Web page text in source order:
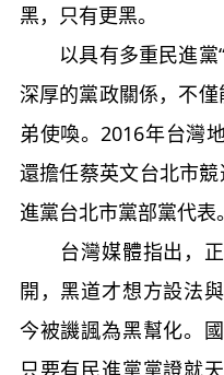
黑，只有更黑。
以具有多重民進黨“
深厚的黨政關係，不
弟使喚。2016年台灣
還擔任蔡英文台北市
進黨台北市黨部黨代表。
台灣媒體指出，正
開，黑道才想方設法
今被譏諷為黑幫化。
只要有民進黨黨證就